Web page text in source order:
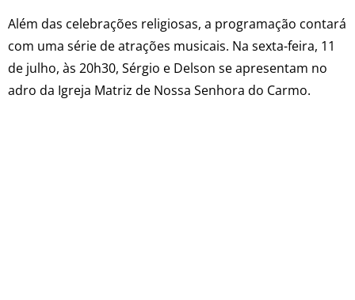
Além das celebrações religiosas, a programação contará
com uma série de atrações musicais. Na sexta-feira, 11
de julho, às 20h30, Sérgio e Delson se apresentam no
adro da Igreja Matriz de Nossa Senhora do Carmo.